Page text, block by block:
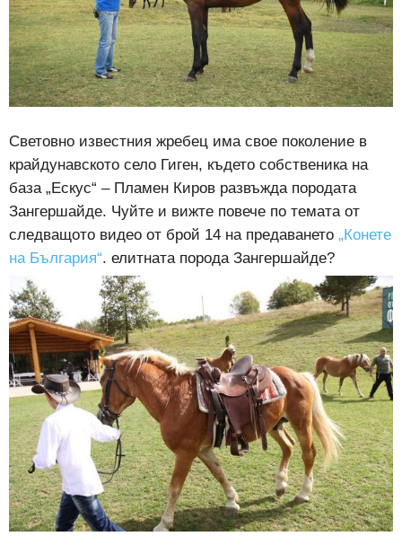
Световно известния жребец има свое поколение в
крайдунавското село Гиген, където собственика на
база „Ескус“ – Пламен Киров развъжда породата
Зангершайде. Чуйте и вижте повече по темата от
следващото видео от брой 14 на предаването „Конете
на България“. елитната порода Зангершайде?